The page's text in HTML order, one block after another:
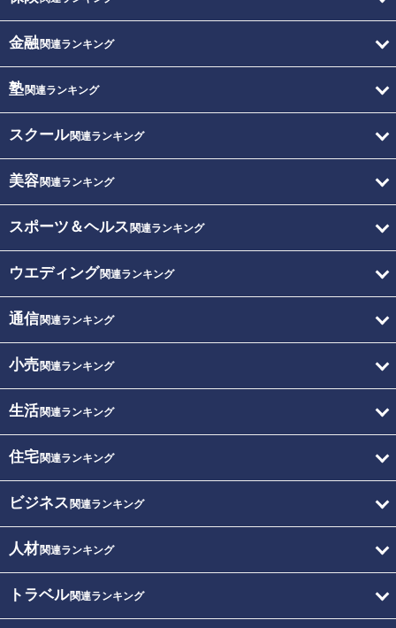
金融関連ランキング
塾関連ランキング
スクール関連ランキング
美容関連ランキング
スポーツ＆ヘルス 関連ランキング
ウエディング関連ランキング
通信関連ランキング
小売関連ランキング
生活関連ランキング
住宅関連ランキング
ビジネス 関連ランキング
人材関連ランキング
トラベル関連ランキング